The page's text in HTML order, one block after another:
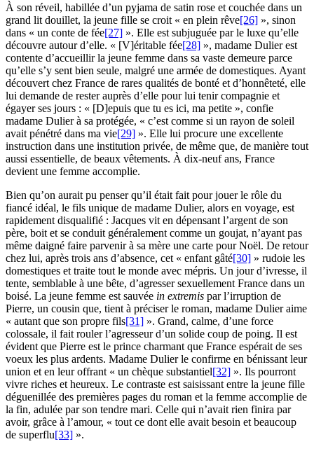
À son réveil, habillée d’un pyjama de satin rose et couchée dans un
grand lit douillet, la jeune fille se croit « en plein rêve[26] », sinon
dans « un conte de fée[27] ». Elle est subjuguée par le luxe qu’elle
découvre autour d’elle. « [V]éritable fée[28] », madame Dulier est
contente d’accueillir la jeune femme dans sa vaste demeure parce
qu’elle s’y sent bien seule, malgré une armée de domestiques. Ayant
découvert chez France de rares qualités de bonté et d’honnêteté, elle
lui demande de rester auprès d’elle pour lui tenir compagnie et
égayer ses jours : « [D]epuis que tu es ici, ma petite », confie
madame Dulier à sa protégée, « c’est comme si un rayon de soleil
avait pénétré dans ma vie[29] ». Elle lui procure une excellente
instruction dans une institution privée, de même que, de manière tout
aussi essentielle, de beaux vêtements. À dix-neuf ans, France
devient une femme accomplie.
Bien qu’on aurait pu penser qu’il était fait pour jouer le rôle du
fiancé idéal, le fils unique de madame Dulier, alors en voyage, est
rapidement disqualifié : Jacques vit en dépensant l’argent de son
père, boit et se conduit généralement comme un goujat, n’ayant pas
même daigné faire parvenir à sa mère une carte pour Noël. De retour
chez lui, après trois ans d’absence, cet « enfant gâté[30] » rudoie les
domestiques et traite tout le monde avec mépris. Un jour d’ivresse, il
tente, semblable à une bête, d’agresser sexuellement France dans un
boisé. La jeune femme est sauvée in extremis par l’irruption de
Pierre, un cousin que, tient à préciser le roman, madame Dulier aime
« autant que son propre fils[31] ». Grand, calme, d’une force
colossale, il fait rouler l’agresseur d’un solide coup de poing. Il est
évident que Pierre est le prince charmant que France espérait de ses
voeux les plus ardents. Madame Dulier le confirme en bénissant leur
union et en leur offrant « un chèque substantiel[32] ». Ils pourront
vivre riches et heureux. Le contraste est saisissant entre la jeune fille
déguenillée des premières pages du roman et la femme accomplie de
la fin, adulée par son tendre mari. Celle qui n’avait rien finira par
avoir, grâce à l’amour, « tout ce dont elle avait besoin et beaucoup
de superflu[33] ».